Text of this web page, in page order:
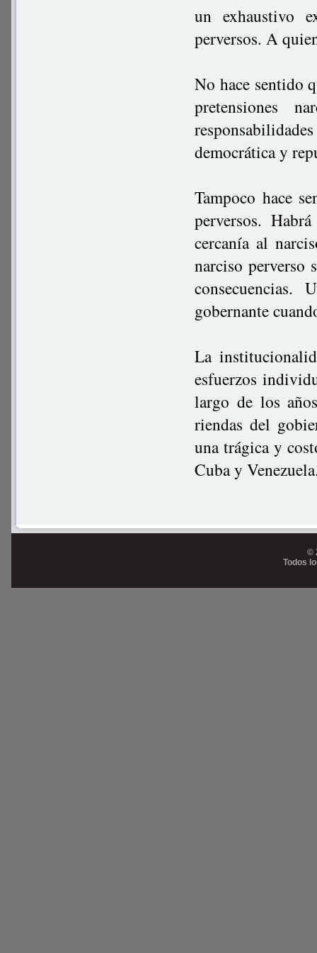
un exhaustivo
perversos. A
No hace sentido
pretensiones
democrática y
Tampoco hace
perversos.
cercanía al
narciso perverso
gobernante
La
esfuerzos
largo de los
riendas del
una trágica y
Cuba y
©
Todos